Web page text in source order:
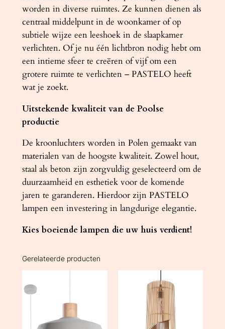
worden in diverse ruimtes. Ze kunnen dienen als
centraal middelpunt in de woonkamer of op
subtiele wijze een leeshoek in de slaapkamer
verlichten. Of je nu één lichtbron nodig hebt om
een ​​intieme sfeer te creëren of vijf om een ​​
grotere ruimte te verlichten – PASTELO heeft
wat je zoekt.
Uitstekende kwaliteit van de Poolse
productie
De kroonluchters worden in Polen gemaakt van
materialen van de hoogste kwaliteit. Zowel hout,
staal als beton zijn zorgvuldig geselecteerd om de
duurzaamheid en esthetiek voor de komende
jaren te garanderen. Hierdoor zijn PASTELO
lampen een investering in langdurige elegantie.
Kies boeiende lampen die uw huis verdient!
Gerelateerde producten